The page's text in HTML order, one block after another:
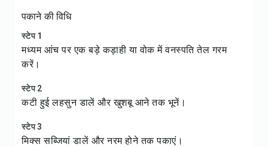
पकाने की विधि
स्टेप 1
मध्यम आंच पर एक बड़े कड़ाही या वोक में वनस्पति तेल गरम
करें।
स्टेप 2
कटी हुई लहसुन डालें और खुशबू आने तक भूनें।
स्टेप 3
मिक्स सब्जियां डालें और नरम होने तक पकाएं।